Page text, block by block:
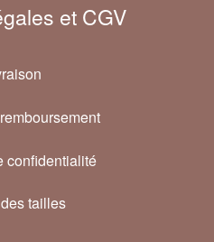
et CGV
confidentialité
tailles